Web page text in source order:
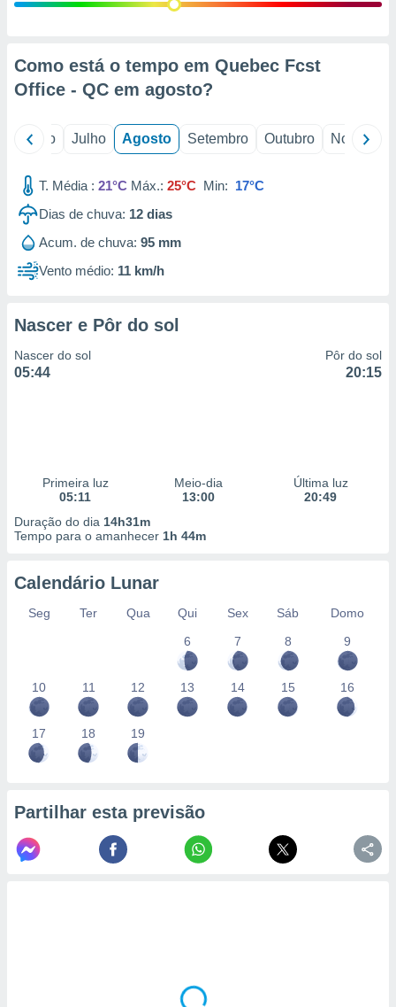
através
estudos
1199
Como está o tempo em Quebec Fcst
Office - QC em agosto?
Junho Julho Agosto Setembro Outubro Novembro
T. Média : 21°C Máx.: 25°C Min: 17°C
Dias de chuva: 12 dias
Acum. de chuva: 95 mm
Vento médio: 11 km/h
Nascer e Pôr do sol
Nascer do sol
05:44
Pôr do sol
20:15
Primeira luz
05:11
Meio-dia
13:00
Última luz
20:49
Duração do dia 14h31m
Tempo para o amanhecer 1h 44m
Calendário Lunar
Seg Ter Qua Qui Sex Sáb
Domo
6
7 8 9
10 11 12 13 14 15 16
17 18 19
Partilhar esta previsão